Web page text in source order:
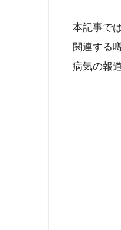
本記事で
関連する
病気の報